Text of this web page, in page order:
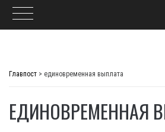
Главпост > единовременная выплата
ЕДИНОВРЕМЕННАЯ